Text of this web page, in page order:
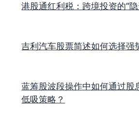
港股通红利税：跨境投资的“
吉利汽车股票简述如何选择强
蓝筹股波段操作中如何通过股
低吸策略？